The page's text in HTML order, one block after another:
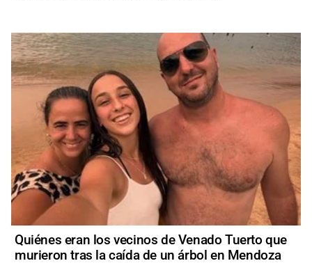
Quiénes eran los vecinos de Venado Tuerto que
murieron tras la caída de un árbol en Mendoza